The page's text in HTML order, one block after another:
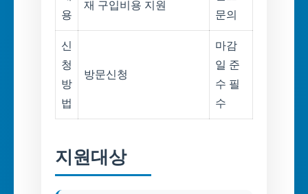
용
재 구입비용 지원
문의
신
청
방
법
방문신청
마감
일 준
수 필
수
지원대상